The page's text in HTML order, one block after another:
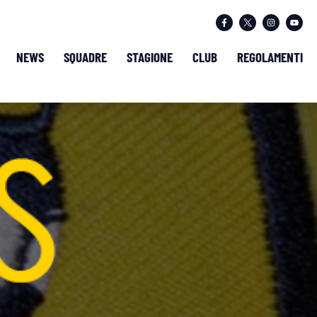
NEWS SQUADRE STAGIONE CLUB REGOLAMENTI